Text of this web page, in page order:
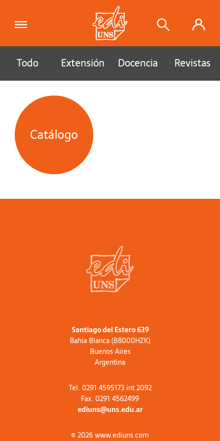
Todo Extensión Docencia Revistas
Catálogo
Santiago del Estero 639
Bahía Blanca (B8000HZK)
Buenos Aires
Argentina
Tel. 0291 4595173 int 2092
Fax. 0291 4562499
ediuns@uns.edu.ar
© 2026 www.ediuns.com